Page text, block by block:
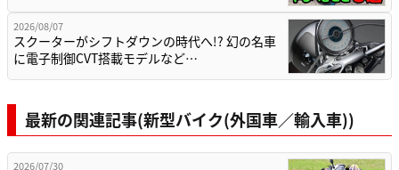
2026/08/07
スクーターがシフトダウンの時代へ!? 幻の名車
に電子制御CVT搭載モデルなど…
最新の関連記事(新型バイク(外国車／輸入車))
2026/07/30